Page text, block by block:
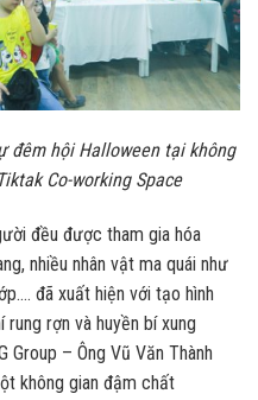
đêm hội Halloween tại không
Co-working Space
đều được tham gia hóa
nhiều nhân vật ma quái như
đã xuất hiện với tạo hình
rợn và huyền bí xung
Group – Ông Vũ Văn Thành
không gian đậm chất